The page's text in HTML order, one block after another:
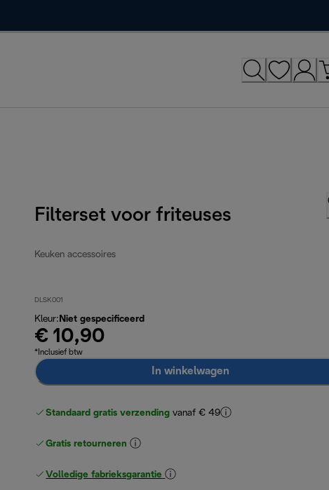
Filterset voor friteuses
Keuken accessoires
DLSK001
Kleur: Niet gespecificeerd
€ 10,90
*Inclusief btw
In winkelwagen
Standaard gratis verzending vanaf € 49
Gratis retourneren
Volledige fabrieksgarantie